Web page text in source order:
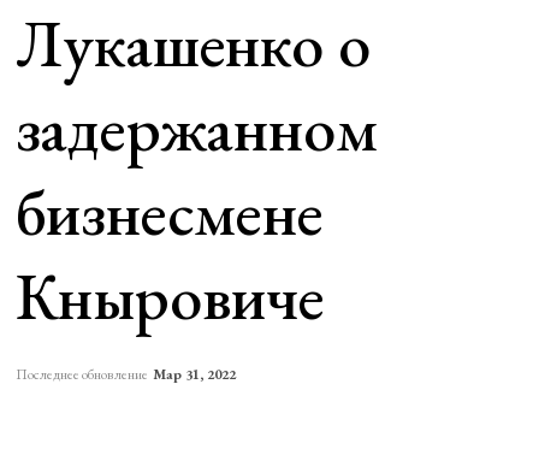
Лукашенко о
задержанном
бизнесмене
Кныровиче
Последнее обновление Мар 31, 2022